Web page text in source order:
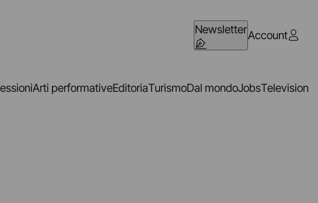
NewsletterAccount
Arti performativeEditoriaTurismoDal mondoJobsTelevision